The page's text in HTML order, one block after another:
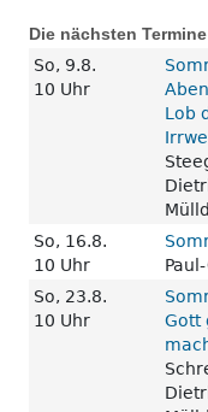
Die nächsten Termine